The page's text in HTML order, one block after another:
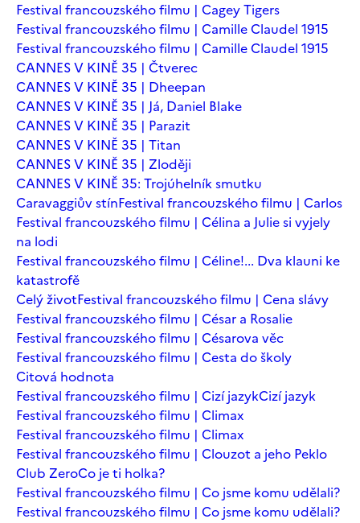
Festival francouzského filmu | Cagey Tigers
Festival francouzského filmu | Camille Claudel 1915
Festival francouzského filmu | Camille Claudel 1915
CANNES V KINĚ 35 | Čtverec
CANNES V KINĚ 35 | Dheepan
CANNES V KINĚ 35 | Já, Daniel Blake
CANNES V KINĚ 35 | Parazit
CANNES V KINĚ 35 | Titan
CANNES V KINĚ 35 | Zloději
CANNES V KINĚ 35: Trojúhelník smutku
Caravaggiův stínFestival francouzského filmu | Carlos
Festival francouzského filmu | Célina a Julie si vyjely
na lodi
Festival francouzského filmu | Céline!... Dva klauni ke
katastrofě
Celý životFestival francouzského filmu | Cena slávy
Festival francouzského filmu | César a Rosalie
Festival francouzského filmu | Césarova věc
Festival francouzského filmu | Cesta do školy
Citová hodnota
Festival francouzského filmu | Cizí jazykCizí jazyk
Festival francouzského filmu | Climax
Festival francouzského filmu | Climax
Festival francouzského filmu | Clouzot a jeho Peklo
Club ZeroCo je ti holka?
Festival francouzského filmu | Co jsme komu udělali?
Festival francouzského filmu | Co jsme komu udělali?